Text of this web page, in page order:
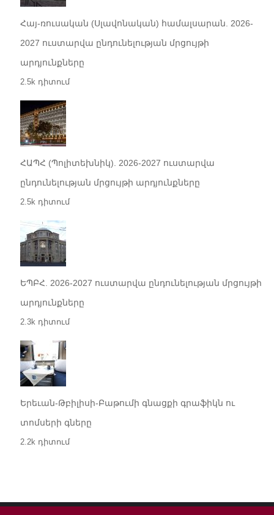
Հայ-ռուսական (Սլավոնական) համալսարան. 2026-
2027 ուստարվա ընդունելության մրցույթի
արդյունքները
2.5k դիտում
ՀԱՊՀ (Պոլիտեխնիկ). 2026-2027 ուստարվա
ընդունելության մրցույթի արդյունքները
2.5k դիտում
ԵՊԲՀ. 2026-2027 ուստարվա ընդունելության մրցույթի
արդյունքները
2.3k դիտում
Երեւան-Թբիլիսի-Բաթումի գնացքի գրաֆիկն ու
տոմսերի գները
2.2k դիտում